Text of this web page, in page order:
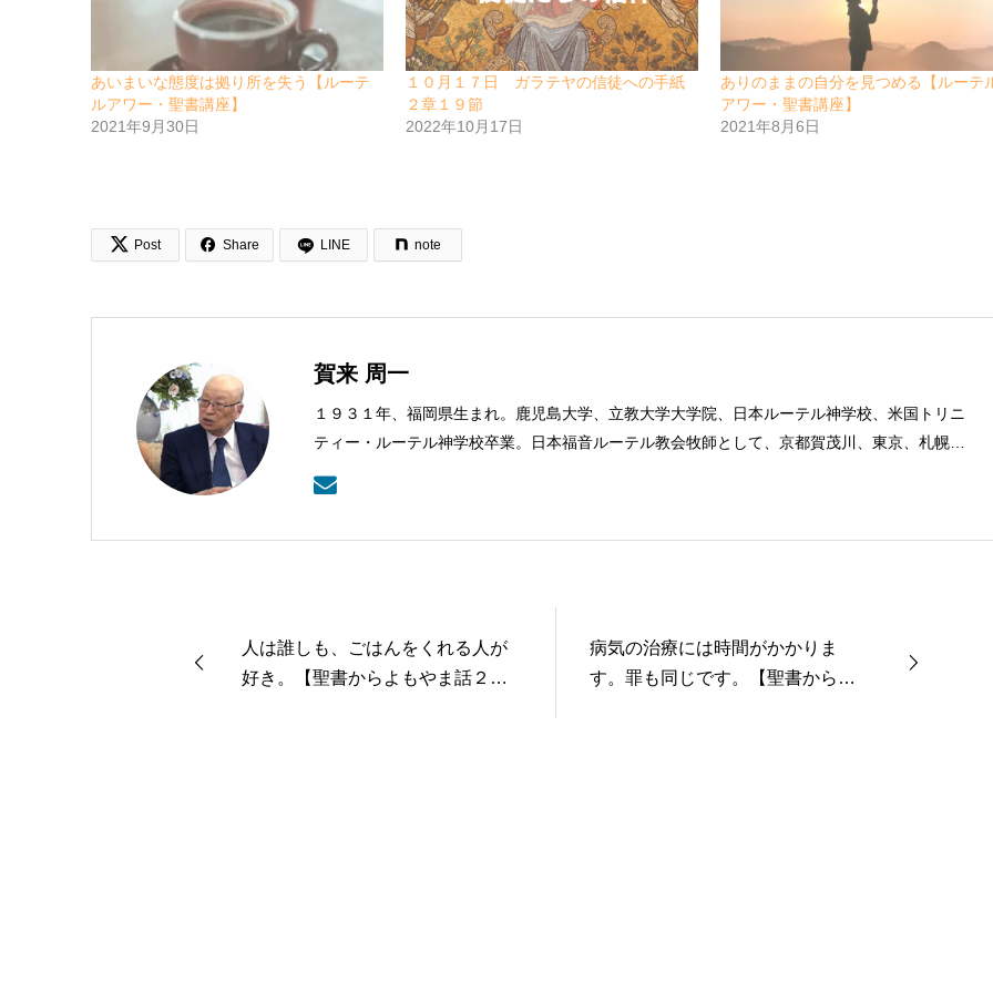
あいまいな態度は拠り所を失う【ルーテ
ルアワー・聖書講座】
2021年9月30日
１０月１７日 ガラテヤの信徒への手紙
２章１９節
2022年10月17日
ありのままの自分を見つめる【ルーテ
アワー・聖書講座】
2021年8月6日
 Post  Share LINE note
賀来 周一
１９３１年、福岡県生まれ。鹿児島大学、立教大学大学院、日本ルーテル神学校、米国トリニ
ティー・ルーテル神学校卒業。日本福音ルーテル教会牧師として、京都賀茂川、東京、札幌、
武蔵野教会を牧会。その後、ルーテル学院大学教授を経て、現在、キリスト教カウンセリング
センター理事長。
人は誰しも、ごはんをくれる人が
好き。【聖書からよもやま話２９
病気の治療には時間がかかりま
す。罪も同じです。【聖書からよ